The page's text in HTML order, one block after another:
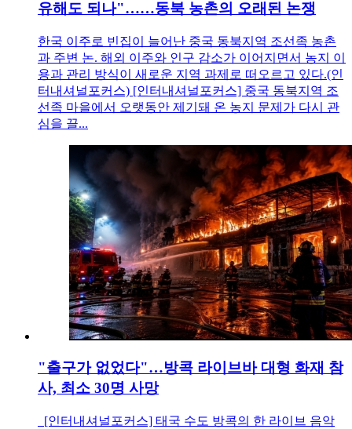
유해도 되나"……동북 농촌의 오래된 논쟁
한국 이주로 빈집이 늘어난 중국 동북지역 조선족 농촌
과 주변 논. 해외 이주와 인구 감소가 이어지면서 농지 이
용과 관리 방식이 새로운 지역 과제로 떠오르고 있다.(인
터내셔널포커스) [인터내셔널포커스] 중국 동북지역 조
선족 마을에서 오랫동안 제기돼 온 농지 문제가 다시 관
심을 끌...
"출구가 없었다"…방콕 라이브바 대형 화재 참
사, 최소 30명 사망
[인터내셔널포커스] 태국 수도 방콕의 한 라이브 음악